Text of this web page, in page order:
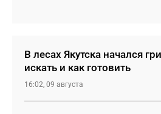
В лесах Якутска начался
искать и как готовить
16:02, 09 августа